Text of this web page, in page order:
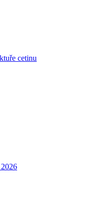
cetinu